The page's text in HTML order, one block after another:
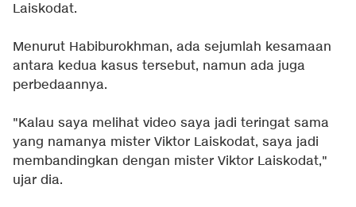
Laiskodat.
Menurut Habiburokhman, ada sejumlah kesamaan
antara kedua kasus tersebut, namun ada juga
perbedaannya.
"Kalau saya melihat video saya jadi teringat sama
yang namanya mister Viktor Laiskodat, saya jadi
membandingkan dengan mister Viktor Laiskodat,"
ujar dia.